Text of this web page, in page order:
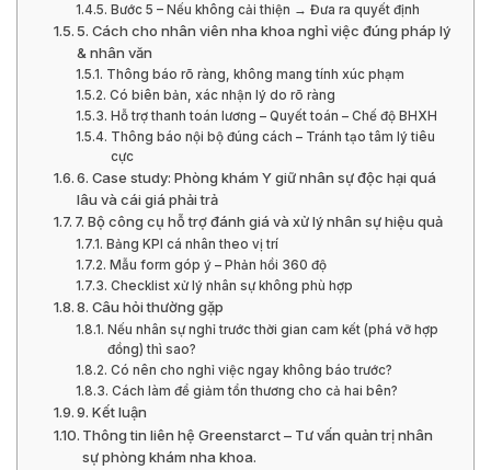
Bước 5 – Nếu không cải thiện → Đưa ra quyết định
5. Cách cho nhân viên nha khoa nghỉ việc đúng pháp lý
& nhân văn
Thông báo rõ ràng, không mang tính xúc phạm
Có biên bản, xác nhận lý do rõ ràng
Hỗ trợ thanh toán lương – Quyết toán – Chế độ BHXH
Thông báo nội bộ đúng cách – Tránh tạo tâm lý tiêu
cực
6. Case study: Phòng khám Y giữ nhân sự độc hại quá
lâu và cái giá phải trả
7. Bộ công cụ hỗ trợ đánh giá và xử lý nhân sự hiệu quả
Bảng KPI cá nhân theo vị trí
Mẫu form góp ý – Phản hồi 360 độ
Checklist xử lý nhân sự không phù hợp
8. Câu hỏi thường gặp
Nếu nhân sự nghỉ trước thời gian cam kết (phá vỡ hợp
đồng) thì sao?
Có nên cho nghỉ việc ngay không báo trước?
Cách làm để giảm tổn thương cho cả hai bên?
9. Kết luận
Thông tin liên hệ Greenstarct – Tư vấn quản trị nhân
sự phòng khám nha khoa.